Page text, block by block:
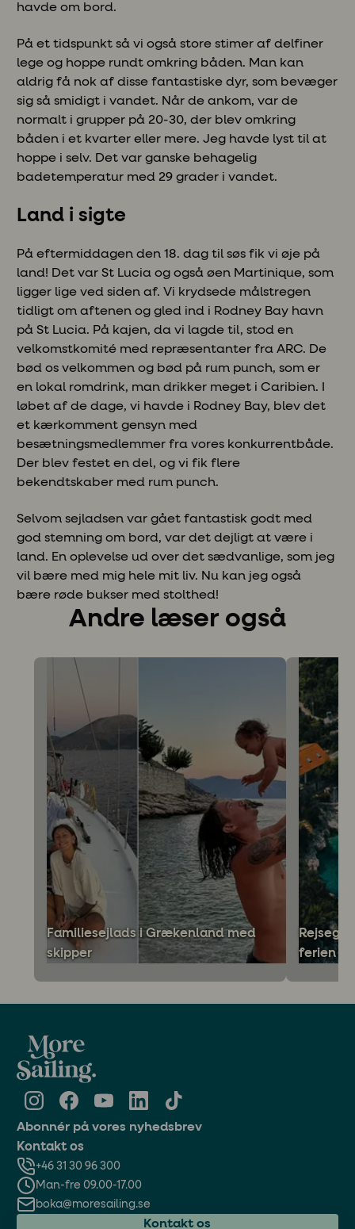
havde om bord.
På et tidspunkt så vi også store stimer af delfiner
lege og hoppe rundt omkring båden. Man kan
aldrig få nok af disse fantastiske dyr, som bevæger
sig så smidigt i vandet. Når de ankom, var de
normalt i grupper på 20-30, der blev omkring
båden i et kvarter eller mere. Jeg havde lyst til at
hoppe i selv. Det var ganske behagelig
badetemperatur med 29 grader i vandet.
Land i sigte
På eftermiddagen den 18. dag til søs fik vi øje på
land! Det var St Lucia og også øen Martinique, som
ligger lige ved siden af. Vi krydsede målstregen
tidligt om aftenen og gled ind i Rodney Bay havn
på St Lucia. På kajen, da vi lagde til, stod en
velkomstkomité med repræsentanter fra ARC. De
bød os velkommen og bød på rum punch, som er
en lokal romdrink, man drikker meget i Caribien. I
løbet af de dage, vi havde i Rodney Bay, blev det
et kærkomment gensyn med
besætningsmedlemmer fra vores konkurrentbåde.
Der blev festet en del, og vi fik flere
bekendtskaber med rum punch.
Selvom sejladsen var gået fantastisk godt med
god stemning om bord, var det dejligt at være i
land. En oplevelse ud over det sædvanlige, som jeg
vil bære med mig hele mit liv. Nu kan jeg også
bære røde bukser med stolthed!
Andre læser også
Familiesejlads i Grækenland med
skipper
ferien
Abonnér på vores nyhedsbrev
Kontakt os
+46 31 30 96 300
Man-fre 09.00-17.00
boka@moresailing.se
Kontakt os